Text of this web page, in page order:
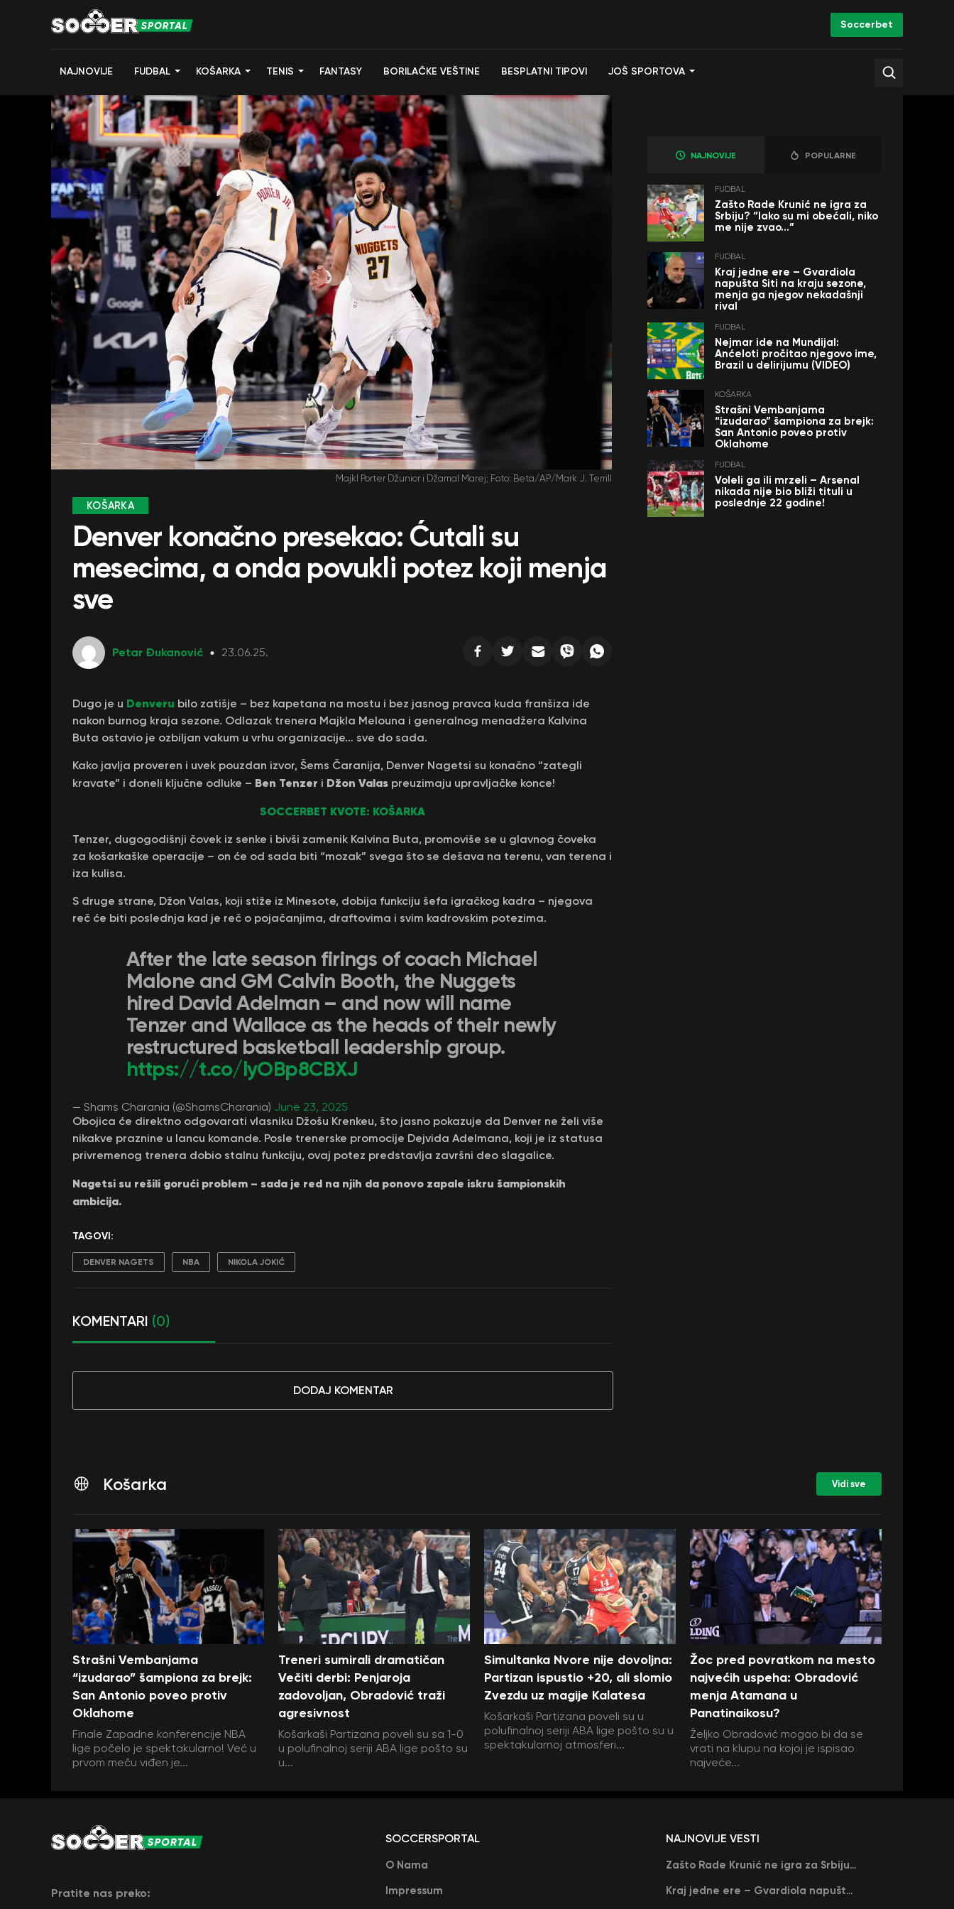
Soccerbet
NAJNOVIJE FUDBAL KOŠARKA TENIS FANTASY BORILAČKE VEŠTINE BESPLATNI TIPOVI JOŠ SPORTOVA
Majkl Porter Džunior i Džamal Marej; Foto: Beta/AP/Mark J. Terrill
KOŠARKA
Denver konačno presekao: Ćutali su
mesecima, a onda povukli potez koji menja
sve
Petar Đukanović 23.06.25.
Dugo je u Denveru bilo zatišje – bez kapetana na mostu i bez jasnog pravca kuda franšiza ide
nakon burnog kraja sezone. Odlazak trenera Majkla Melouna i generalnog menadžera Kalvina
Buta ostavio je ozbiljan vakum u vrhu organizacije… sve do sada.
Kako javlja proveren i uvek pouzdan izvor, Šems Čaranija, Denver Nagetsi su konačno “zategli
kravate” i doneli ključne odluke – Ben Tenzer i Džon Valas preuzimaju upravljačke konce!
SOCCERBET KVOTE: KOŠARKA
Tenzer, dugogodišnji čovek iz senke i bivši zamenik Kalvina Buta, promoviše se u glavnog čoveka
za košarkaške operacije – on će od sada biti “mozak” svega što se dešava na terenu, van terena i
iza kulisa.
S druge strane, Džon Valas, koji stiže iz Minesote, dobija funkciju šefa igračkog kadra – njegova
reč će biti poslednja kad je reč o pojačanjima, draftovima i svim kadrovskim potezima.
After the late season firings of coach Michael
Malone and GM Calvin Booth, the Nuggets
hired David Adelman – and now will name
Tenzer and Wallace as the heads of their newly
restructured basketball leadership group.
https://t.co/lyOBp8CBXJ
— Shams Charania (@ShamsCharania) June 23, 2025
Obojica će direktno odgovarati vlasniku Džošu Krenkeu, što jasno pokazuje da Denver ne želi više
nikakve praznine u lancu komande. Posle trenerske promocije Dejvida Adelmana, koji je iz statusa
privremenog trenera dobio stalnu funkciju, ovaj potez predstavlja završni deo slagalice.
Nagetsi su rešili gorući problem – sada je red na njih da ponovo zapale iskru šampionskih
ambicija.
TAGOVI:
DENVER NAGETS NBA NIKOLA JOKIĆ
KOMENTARI (0)
DODAJ KOMENTAR
NAJNOVIJE POPULARNE
FUDBAL
Zašto Rade Krunić ne igra za
Srbiju? “Iako su mi obećali, niko
me nije zvao…”
FUDBAL
Kraj jedne ere – Gvardiola
napušta Siti na kraju sezone,
menja ga njegov nekadašnji
rival
FUDBAL
Nejmar ide na Mundijal:
Anćeloti pročitao njegovo ime,
Brazil u delirijumu (VIDEO)
KOŠARKA
Strašni Vembanjama
“izudarao” šampiona za brejk:
San Antonio poveo protiv
Oklahome
FUDBAL
Voleli ga ili mrzeli – Arsenal
nikada nije bio bliži tituli u
poslednje 22 godine!
Košarka Vidi sve
Strašni Vembanjama
“izudarao” šampiona za brejk:
San Antonio poveo protiv
Oklahome
Finale Zapadne konferencije NBA
lige počelo je spektakularno! Već u
prvom meču viđen je...
Treneri sumirali dramatičan
Večiti derbi: Penjaroja
zadovoljan, Obradović traži
agresivnost
Košarkaši Partizana poveli su sa 1-0
u polufinalnoj seriji ABA lige pošto su
u...
Simultanka Nvore nije dovoljna:
Partizan ispustio +20, ali slomio
Zvezdu uz magije Kalatesa
Košarkaši Partizana poveli su u
polufinalnoj seriji ABA lige pošto su u
spektakularnoj atmosferi...
Žoc pred povratkom na mesto
najvećih uspeha: Obradović
menja Atamana u
Panatinaikosu?
Željko Obradović mogao bi da se
vrati na klupu na kojoj je ispisao
najveće...
Pratite nas preko:
SOCCERSPORTAL
O Nama
Impressum
NAJNOVIJE VESTI
Zašto Rade Krunić ne igra za Srbiju? “Iako su mi obećali, niko me nije zvao…”
Kraj jedne ere – Gvardiola napušta Siti na kraju sezone, menja ga njegov nekadašnji rival